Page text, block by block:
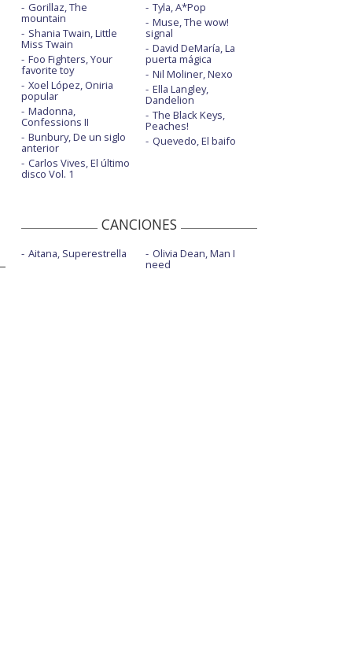
Gorillaz, The
mountain
Shania Twain, Little
Miss Twain
Foo Fighters, Your
favorite toy
Xoel López, Oniria
popular
Madonna,
Confessions II
Bunbury, De un siglo
anterior
Carlos Vives, El último
disco Vol. 1
Tyla, A*Pop
Muse, The wow!
signal
David DeMaría, La
puerta mágica
Nil Moliner, Nexo
Ella Langley,
Dandelion
The Black Keys,
Peaches!
Quevedo, El baifo
CANCIONES
Aitana, Superestrella Olivia Dean, Man I
need